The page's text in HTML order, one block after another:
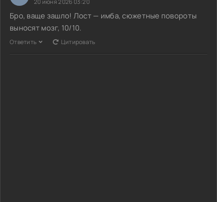
20 июня 2026 03:20
Бро, ваще зашло! Лост — имба, сюжетные повороты
выносят мозг, 10/10.
Ответить Цитировать